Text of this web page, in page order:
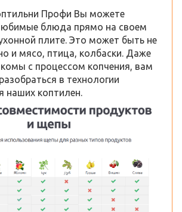
Профи Вы можете
блюда прямо на своем
плите. Это может быть не
и мясо, птица, колбаски. Даже
с процессом копчения, вам
в технологии
наших коптилен.